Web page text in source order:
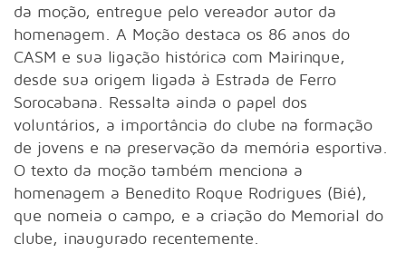
da moção, entregue pelo vereador autor da
homenagem. A Moção destaca os 86 anos do
CASM e sua ligação histórica com Mairinque,
desde sua origem ligada à Estrada de Ferro
Sorocabana. Ressalta ainda o papel dos
voluntários, a importância do clube na formação
de jovens e na preservação da memória esportiva.
O texto da moção também menciona a
homenagem a Benedito Roque Rodrigues (Bié),
que nomeia o campo, e a criação do Memorial do
clube, inaugurado recentemente.